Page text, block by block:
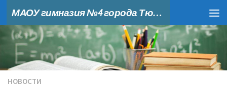
Skip to content МАОУ гимназия №4 города Тюмени
НОВОСТИ